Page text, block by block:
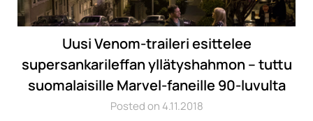
Uusi Venom-traileri esittelee
supersankarileffan yllätyshahmon – tuttu
suomalaisille Marvel-faneille 90-luvulta
Posted on 4.11.2018